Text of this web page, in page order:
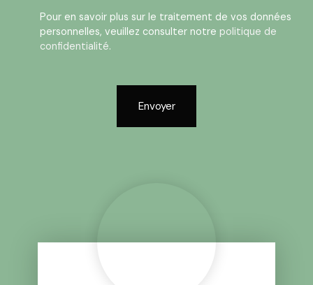
Pour en savoir plus sur le traitement de vos données
personnelles, veuillez consulter notre politique de
confidentialité.
Envoyer